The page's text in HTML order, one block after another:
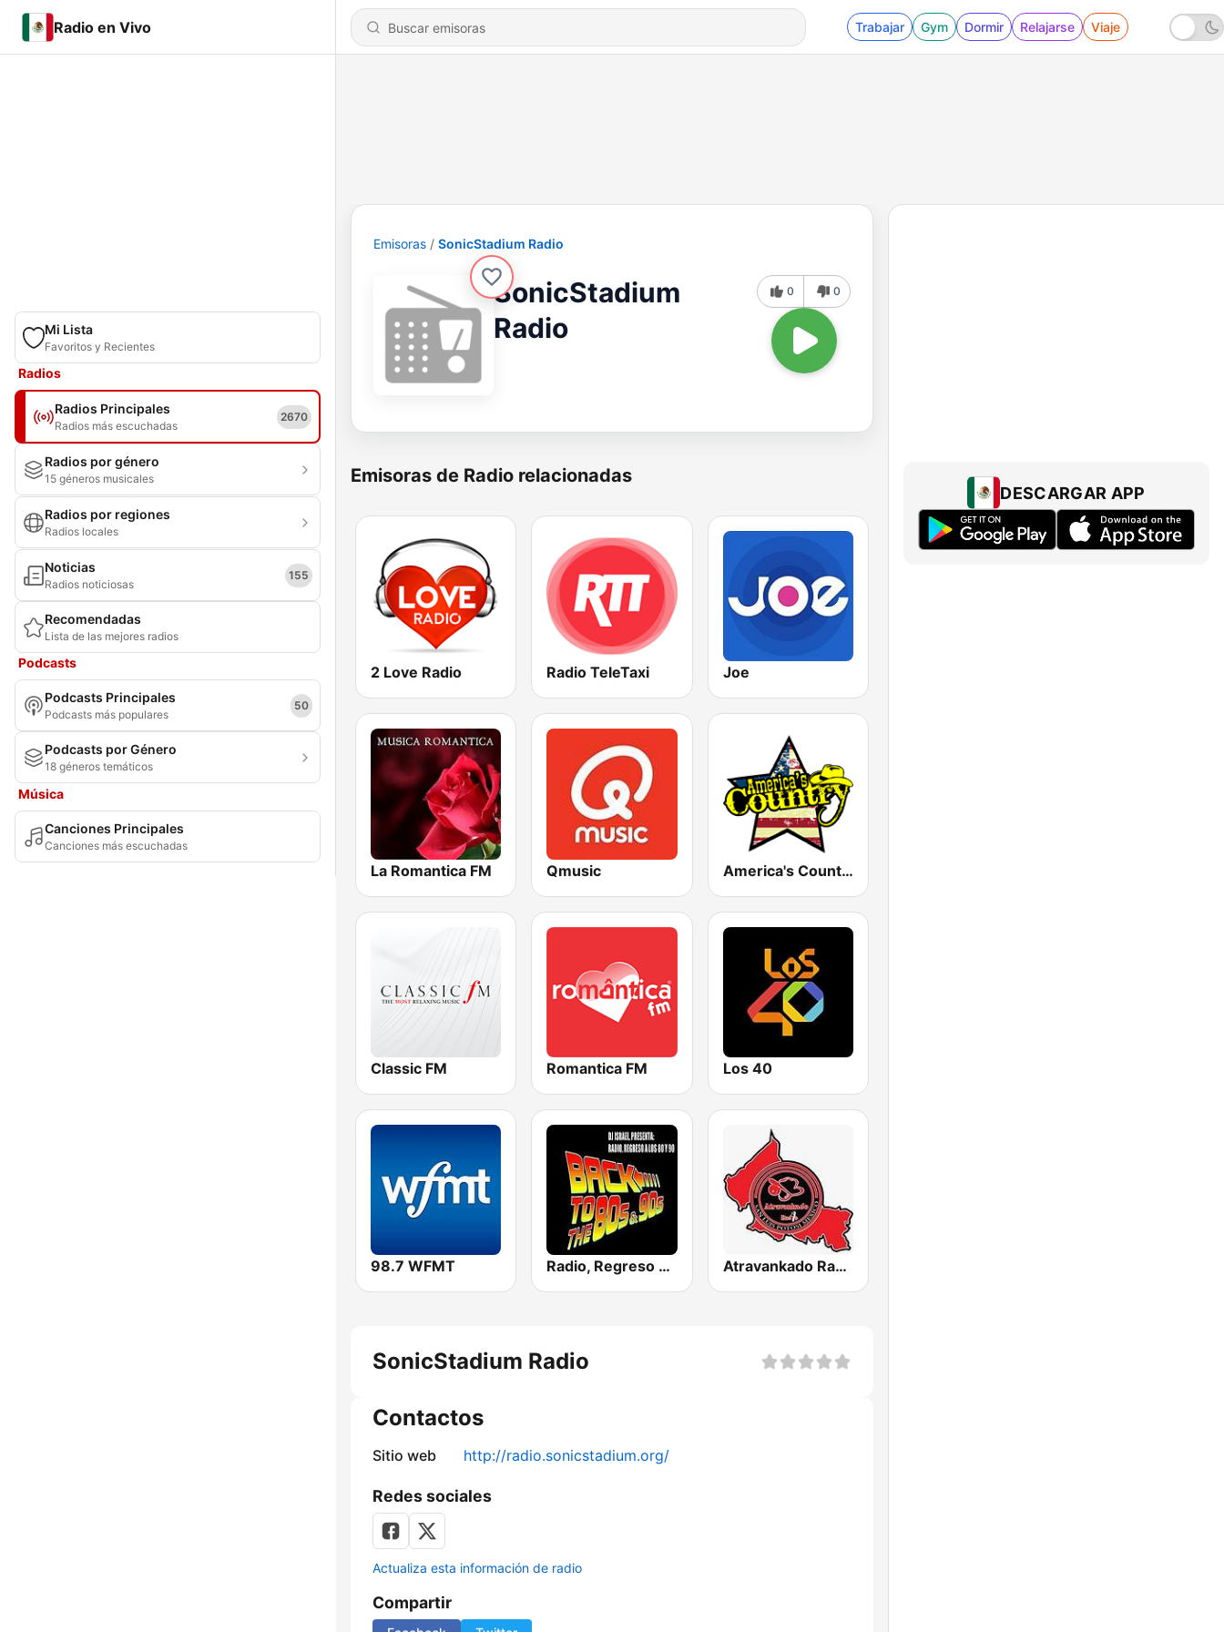
Radio en Vivo Trabajar Gym Dormir Relajarse Viaje
Mi Lista
Favoritos y Recientes
Radios
Radios Principales
Radios más escuchadas
2670
Radios por género
15 géneros musicales
Radios por regiones
Radios locales
Noticias
Radios noticiosas
155
Recomendadas
Lista de las mejores radios
Podcasts
Podcasts Principales
Podcasts más populares
50
Podcasts por Género
18 géneros temáticos
Música
Canciones Principales
Canciones más escuchadas
Emisoras SonicStadium Radio
SonicStadium
Radio
0 0
Emisoras de Radio relacionadas
2 Love Radio Radio TeleTaxi Joe
La Romantica FM Qmusic America's Country
Classic FM Romantica FM Los 40
98.7 WFMT Radio, Regreso a los 80 y 90 Atravankado Radio
SonicStadium Radio
Contactos
Sitio web http://radio.sonicstadium.org/
Redes sociales
Actualiza esta información de radio
Compartir
DESCARGAR APP